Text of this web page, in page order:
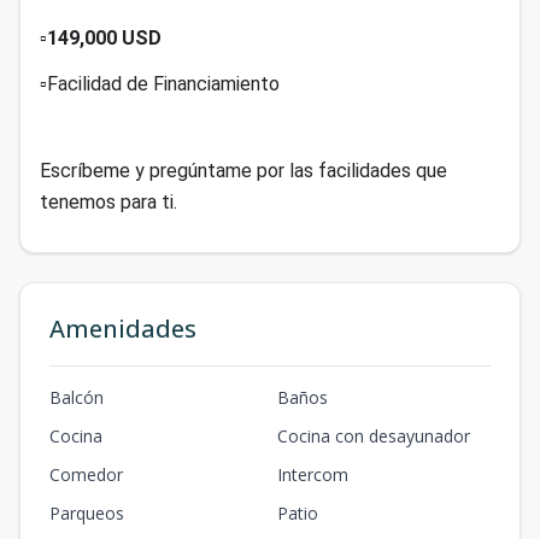
▫️149,000 USD
▫️Facilidad de Financiamiento
Escríbeme y pregúntame por las facilidades que
tenemos para ti.
Amenidades
Balcón
Baños
Cocina
Cocina con desayunador
Comedor
Intercom
Parqueos
Patio